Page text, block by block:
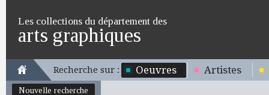
Les collections du département des
arts graphiques
Recherche sur : Oeuvres Artistes
Nouvelle recherche